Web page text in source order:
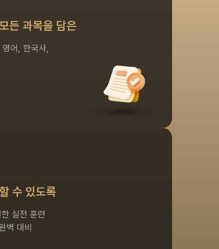
든 과목을 담은
어, 한국사,
수 있도록
실전 훈련
벽 대비